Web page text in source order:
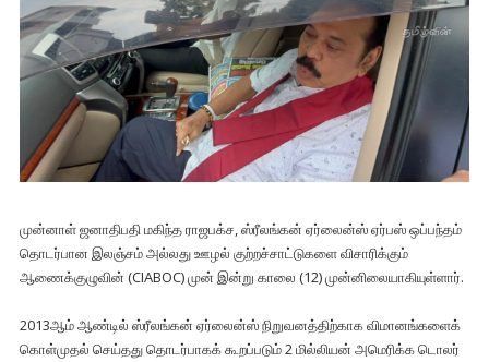
முன்னாள் ஜனாதிபதி மகிந்த ராஜபக்ச, ஸ்ரீலங்கன் ஏர்லைன்ஸ் ஏர்பஸ் ஒப்பந்தம்
தொடர்பான இலஞ்சம் அல்லது ஊழல் குற்றச்சாட்டுகளை விசாரிக்கும்
ஆணைக்குழுவின் (CIABOC) முன் இன்று காலை (12) முன்னிலையாகியுள்ளார்.
2013ஆம் ஆண்டில் ஸ்ரீலங்கன் ஏர்லைன்ஸ் நிறுவனத்திற்காக விமானங்களைக்
கொள்முதல் செய்தது தொடர்பாகக் கூறப்படும் 2 மில்லியன் அமெரிக்க டொலர்